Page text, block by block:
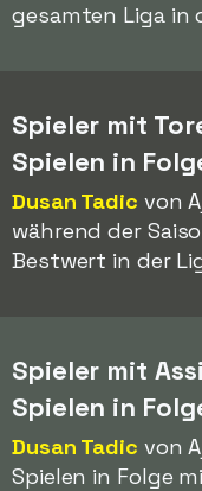
gesamten Liga in
Spieler mit
Spielen in
Dusan Tadic von
während der
Bestwert in der
Spieler mit
Spielen in
Dusan Tadic von
Spielen in Folge